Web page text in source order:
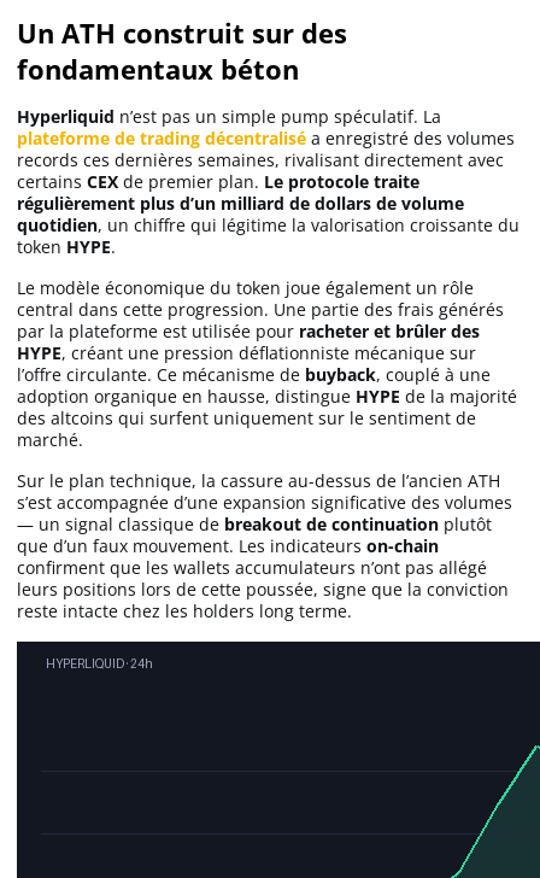
Un ATH construit sur des
fondamentaux béton
Hyperliquid n’est pas un simple pump spéculatif. La
plateforme de trading décentralisé a enregistré des volumes
records ces dernières semaines, rivalisant directement avec
certains CEX de premier plan. Le protocole traite
régulièrement plus d’un milliard de dollars de volume
quotidien, un chiffre qui légitime la valorisation croissante du
token HYPE.
Le modèle économique du token joue également un rôle
central dans cette progression. Une partie des frais générés
par la plateforme est utilisée pour racheter et brûler des
HYPE, créant une pression déflationniste mécanique sur
l’offre circulante. Ce mécanisme de buyback, couplé à une
adoption organique en hausse, distingue HYPE de la majorité
des altcoins qui surfent uniquement sur le sentiment de
marché.
Sur le plan technique, la cassure au-dessus de l’ancien ATH
s’est accompagnée d’une expansion significative des volumes
— un signal classique de breakout de continuation plutôt
que d’un faux mouvement. Les indicateurs on-chain
confirment que les wallets accumulateurs n’ont pas allégé
leurs positions lors de cette poussée, signe que la conviction
reste intacte chez les holders long terme.